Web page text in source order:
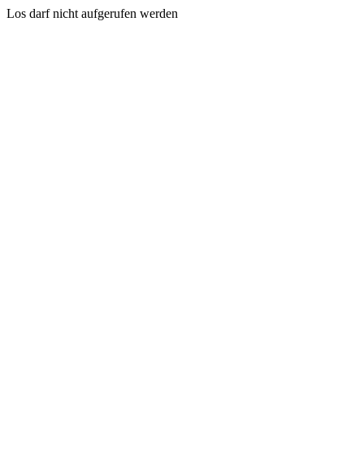
Los darf nicht aufgerufen werden